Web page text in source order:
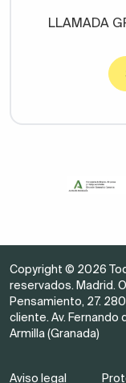
LLAMADA
Copyright © 2026
reservados. Madrid.
Pensamiento, 27.
cliente. Av. Fernando
Armilla (Granada)
Aviso legal